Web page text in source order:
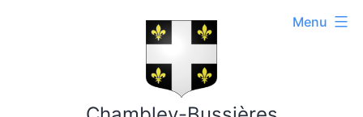
Menu